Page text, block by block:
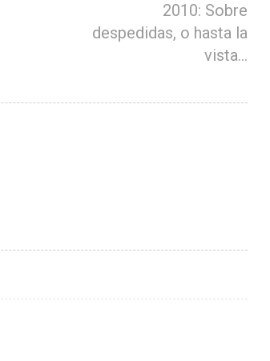
2010: Sobre
despedidas, o hasta la
vista…